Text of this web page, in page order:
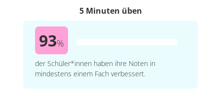
5 Minuten üben
93%
der Schüler*innen haben ihre Noten in
mindestens einem Fach verbessert.